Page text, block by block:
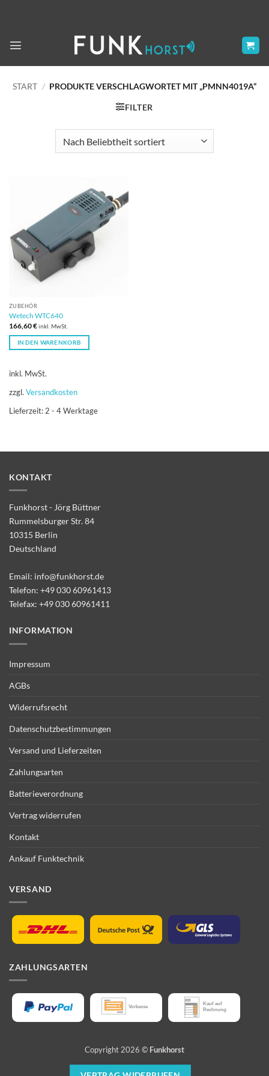
START / PRODUKTE VERSCHLAGWORTET MIT „PMNN4019A“
FILTER
ZUBEHÖR
Wetech WTC640
166,60€inkl. MwSt.
IN DEN WARENKORB
inkl. MwSt.
zzgl. Versandkosten
Lieferzeit: 2 - 4 Werktage
KONTAKT
Funkhorst - Jörg Büttner
Rummelsburger Str. 84
10315 Berlin
Deutschland
Email: info@funkhorst.de
Telefon: +49 030 60961413
Telefax: +49 030 60961411
INFORMATION
Impressum
AGBs
Widerrufsrecht
Datenschutzbestimmungen
Versand und Lieferzeiten
Zahlungsarten
Batterieverordnung
Vertrag widerrufen
Kontakt
Ankauf Funktechnik
VERSAND
ZAHLUNGSARTEN
Copyright 2026 © Funkhorst